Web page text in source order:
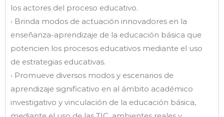
los actores del proceso educativo.
• Brinda modos de actuación innovadores en la
enseñanza-aprendizaje de la educación básica que
potencien los procesos educativos mediante el uso
de estrategias educativas.
• Promueve diversos modos y escenarios de
aprendizaje significativo en al ámbito académico
investigativo y vinculación de la educación básica,